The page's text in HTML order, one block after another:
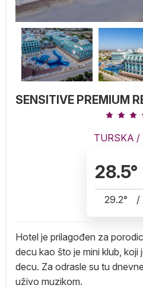
SENSITIVE PREMIUM
TURSKA /
28.5°
29.2° /
Hotel je prilagođen za
decu kao što je mini klub, koji
decu. Za odrasle su tu
uživo muzikom.